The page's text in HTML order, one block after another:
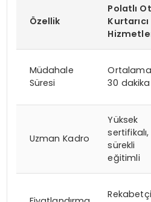
Özellik
Polatlı
Kurtarıcı
Müdahale
Süresi
Ortalama
30 dakika
Uzman Kadro
Yüksek
sertifikalı,
sürekli
eğitimli
Rekabetçi